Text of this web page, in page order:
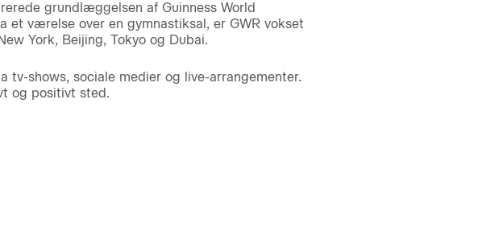
grundlæggelsen af Guinness World
værelse over en gymnastiksal, er GWR vokset
York, Beijing, Tokyo og Dubai.
tv-shows, sociale medier og live-arrangementer.
og positivt sted.